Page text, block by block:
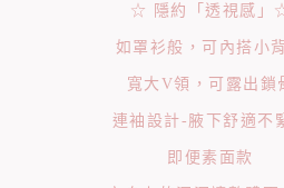
☆ 隱約「透視感」
如罩衫般，可內搭小
寬大V領，可露出鎖
連袖設計-腋下舒適不
即便素面款